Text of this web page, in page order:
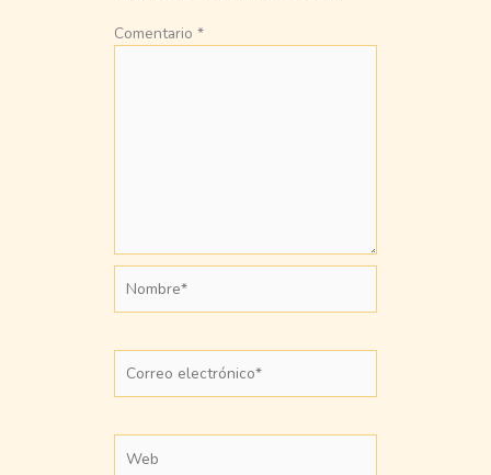
Comentario *
electrónico*